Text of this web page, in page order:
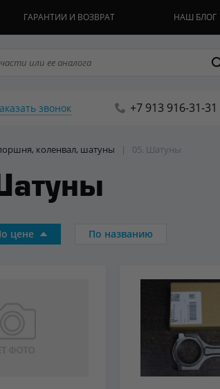
ГАРАНТИИ И ВОЗВРАТ НАШ БЛОГ
звонок +7 913 916-31-31
коленвал, шатуны | 05. Шатуны
цене По названию